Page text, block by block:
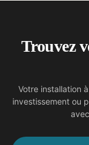
Trouvez
Votre installation
investissement ou